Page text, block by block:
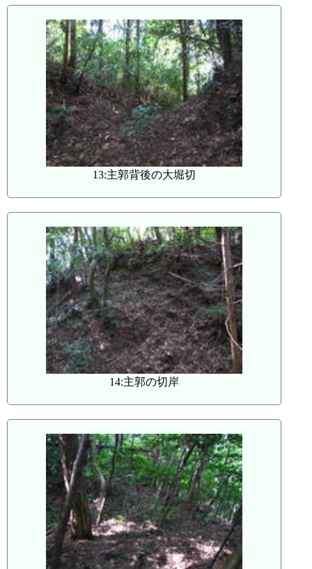
13:主郭背後の大堀切
14:主郭の切岸